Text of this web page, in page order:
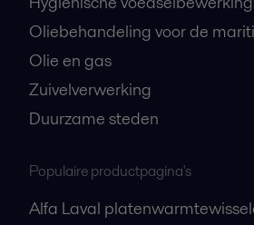
Oliebehandeling voor de
Olie en gas
Zuivelverwerking
Duurzame steden
Populaire productpagina's
Alfa Laval